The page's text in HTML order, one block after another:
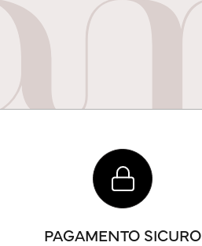
PAGAMENTO SICURO